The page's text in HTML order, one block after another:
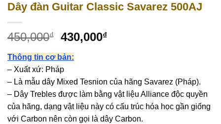
Dây đàn Guitar Classic Savarez 500AJ
450,000₫ 430,000₫
Thông tin cơ bản:
– Xuất xứ: Pháp
– Là mẫu dây Mixed Tesnion của hãng Savarez (Pháp).
– Dây Trebles được làm bằng vật liệu Alliance độc quyền
của hãng, dạng vật liệu này có cấu trúc hóa học gần giống
với Carbon nên còn gọi là dây Carbon.